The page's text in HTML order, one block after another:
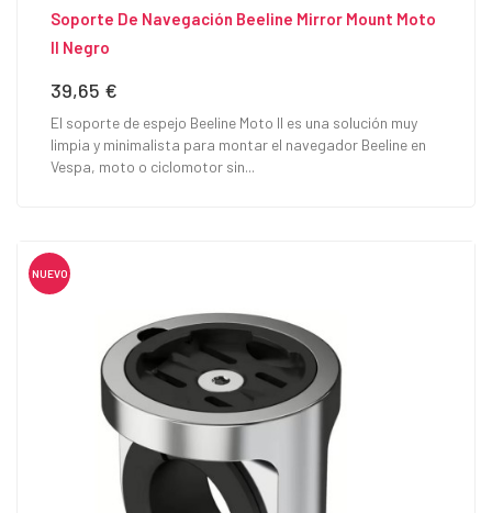
Soporte De Navegación Beeline Mirror Mount Moto
II Negro
Precio
39,65 €
El soporte de espejo Beeline Moto II es una solución muy
limpia y minimalista para montar el navegador Beeline en
Vespa, moto o ciclomotor sin...
NUEVO